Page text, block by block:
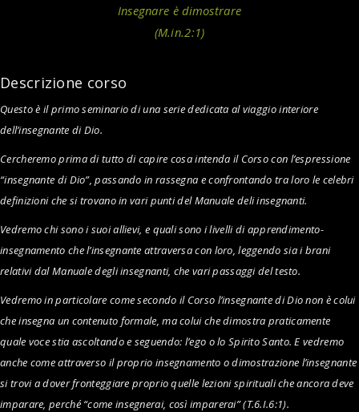
Insegnare è dimostrare
(M.in.2:1)
Descrizione corso
Questo è il primo seminario di una serie dedicata al viaggio interiore
dell’insegnante di Dio.
Cercheremo prima di tutto di capire cosa intenda il Corso con l’espressione
“insegnante di Dio”, passando in rassegna e confrontando tra loro le celebri
definizioni che si trovano in vari punti del Manuale deli insegnanti.
Vedremo chi sono i suoi allievi, e quali sono i livelli di apprendimento-
insegnamento che l’insegnante attraversa con loro, leggendo sia i brani
relativi dal Manuale degli insegnanti, che vari passaggi del testo.
Vedremo in particolare come secondo il Corso l’insegnante di Dio non è colui
che insegna un contenuto formale, ma colui che dimostra praticamente
quale voce stia ascoltando e seguendo: l’ego o lo Spirito Santo. E vedremo
anche come attraverso il proprio insegnamento o dimostrazione l’insegnante
si trovi a dover fronteggiare proprio quelle lezioni spirituali che ancora deve
imparare, perché “come insegnerai, così imparerai” (T.6.I.6:1).